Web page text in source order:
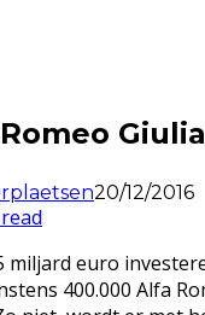
20/12/2016
miljard euro
400.000 Alfa